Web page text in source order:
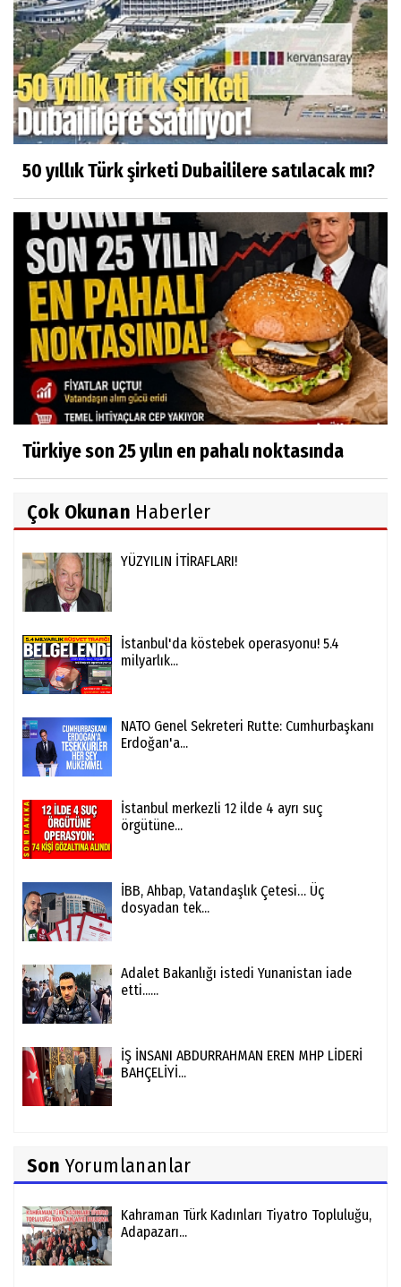
50 yıllık Türk şirketi Dubaililere satılacak mı?
Türkiye son 25 yılın en pahalı noktasında
Çok Okunan Haberler
YÜZYILIN İTİRAFLARI!
İstanbul'da köstebek operasyonu! 5.4
milyarlık...
NATO Genel Sekreteri Rutte: Cumhurbaşkanı
Erdoğan'a...
İstanbul merkezli 12 ilde 4 ayrı suç
örgütüne...
İBB, Ahbap, Vatandaşlık Çetesi… Üç
dosyadan tek...
Adalet Bakanlığı istedi Yunanistan iade
etti......
İŞ İNSANI ABDURRAHMAN EREN MHP LİDERİ
BAHÇELİYİ...
Son Yorumlananlar
Kahraman Türk Kadınları Tiyatro Topluluğu,
Adapazarı...